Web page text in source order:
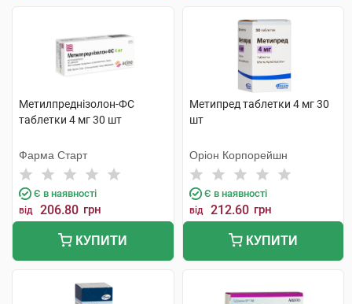
Метилпреднізолон-ФС
таблетки 4 мг 30 шт
Фарма Старт
Є в наявності
від 206.80 грн
КУПИТИ
Метипред таблетки 4 мг 30
шт
Оріон Корпорейшн
Є в наявності
від 212.60 грн
КУПИТИ